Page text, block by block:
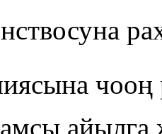
чооң
айылга